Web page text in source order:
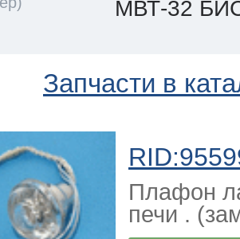
МВТ-32
Запчасти в
Плафон
печи .